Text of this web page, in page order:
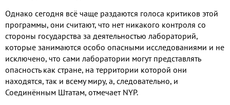
Однако сегодня всё чаще раздаются голоса критиков этой
программы, они считают, что нет никакого контроля со
стороны государства за деятельностью лабораторий,
которые занимаются особо опасными исследованиями и не
исключено, что сами лаборатории могут представлять
опасность как стране, на территории которой они
находятся, так и всему миру, а, следовательно, и
Соединённым Штатам, отмечает NYP.